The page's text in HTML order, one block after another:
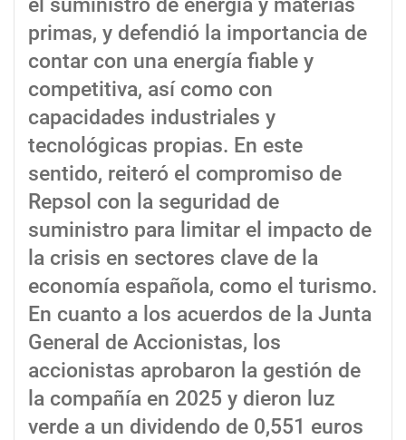
primas, y defendió la importancia de
contar con una energía fiable y
competitiva, así como con
capacidades industriales y
tecnológicas propias. En este
sentido, reiteró el compromiso de
Repsol con la seguridad de
suministro para limitar el impacto de
la crisis en sectores clave de la
economía española, como el turismo.
En cuanto a los acuerdos de la Junta
General de Accionistas, los
accionistas aprobaron la gestión de
la compañía en 2025 y dieron luz
verde a un dividendo de 0,551 euros